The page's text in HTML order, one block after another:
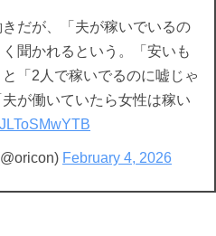
だが、「夫が稼いでいるの
聞かれるという。「安いも
「2人で稼いでるのに嘘じゃ
が働いていたら女性は稼い
February 4, 2026